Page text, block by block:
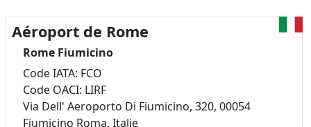
Aéroport de Rome
Rome Fiumicino
Code IATA: FCO
Code OACI: LIRF
Via Dell' Aeroporto Di Fiumicino, 320, 00054
Fiumicino Roma, Italie